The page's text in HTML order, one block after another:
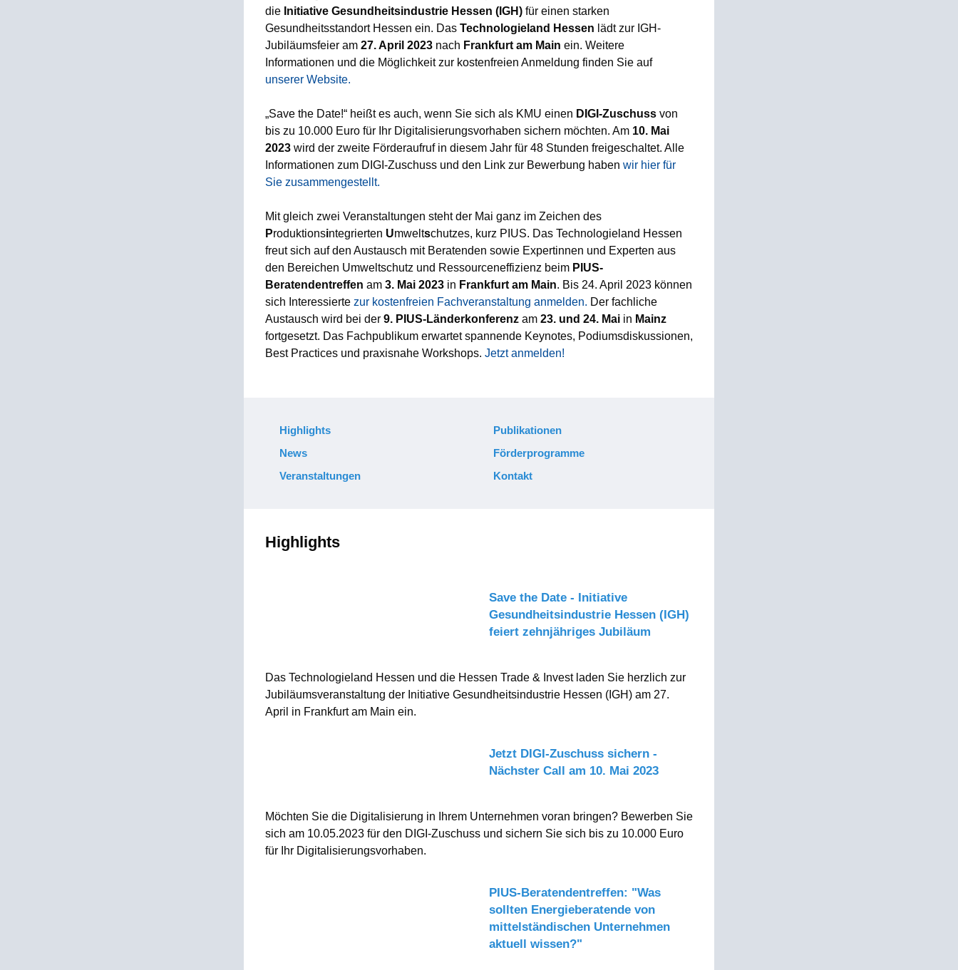
die Initiative Gesundheitsindustrie Hessen (IGH) für einen starken
Gesundheitsstandort Hessen ein. Das Technologieland Hessen lädt zur IGH-
Jubiläumsfeier am 27. April 2023 nach Frankfurt am Main ein. Weitere
Informationen und die Möglichkeit zur kostenfreien Anmeldung finden Sie auf
unserer Website.
„Save the Date!“ heißt es auch, wenn Sie sich als KMU einen DIGI-Zuschuss von
bis zu 10.000 Euro für Ihr Digitalisierungsvorhaben sichern möchten. Am 10. Mai
2023 wird der zweite Förderaufruf in diesem Jahr für 48 Stunden freigeschaltet. Alle
Informationen zum DIGI-Zuschuss und den Link zur Bewerbung haben wir hier für
Sie zusammengestellt.
Mit gleich zwei Veranstaltungen steht der Mai ganz im Zeichen des
Produktionsintegrierten Umweltschutzes, kurz PIUS. Das Technologieland Hessen
freut sich auf den Austausch mit Beratenden sowie Expertinnen und Experten aus
den Bereichen Umweltschutz und Ressourceneffizienz beim PIUS-
Beratendentreffen am 3. Mai 2023 in Frankfurt am Main. Bis 24. April 2023 können
sich Interessierte zur kostenfreien Fachveranstaltung anmelden. Der fachliche
Austausch wird bei der 9. PIUS-Länderkonferenz am 23. und 24. Mai in Mainz
fortgesetzt. Das Fachpublikum erwartet spannende Keynotes, Podiumsdiskussionen,
Best Practices und praxisnahe Workshops. Jetzt anmelden!
Highlights
News
Veranstaltungen
Publikationen
Förderprogramme
Kontakt
Highlights
Save the Date - Initiative
Gesundheitsindustrie Hessen (IGH)
feiert zehnjähriges Jubiläum
Das Technologieland Hessen und die Hessen Trade & Invest laden Sie herzlich zur
Jubiläumsveranstaltung der Initiative Gesundheitsindustrie Hessen (IGH) am 27.
April in Frankfurt am Main ein.
Jetzt DIGI-Zuschuss sichern -
Nächster Call am 10. Mai 2023
Möchten Sie die Digitalisierung in Ihrem Unternehmen voran bringen? Bewerben Sie
sich am 10.05.2023 für den DIGI-Zuschuss und sichern Sie sich bis zu 10.000 Euro
für Ihr Digitalisierungsvorhaben.
PIUS-Beratendentreffen: "Was
sollten Energieberatende von
mittelständischen Unternehmen
aktuell wissen?"